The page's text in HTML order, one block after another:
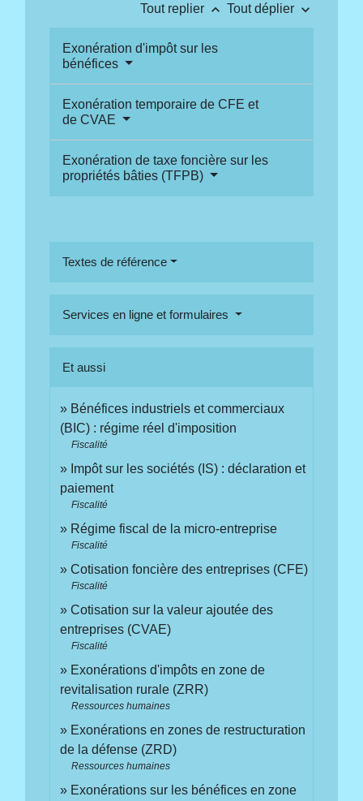
Tout replier keyboard_arrow_up Tout déplier keyboard_arrow_down
Exonération d'impôt sur les
bénéfices
Exonération temporaire de CFE et
de CVAE
Exonération de taxe foncière sur les
propriétés bâties (TFPB)
Textes de référence
Services en ligne et formulaires
Et aussi
Bénéfices industriels et commerciaux
(BIC) : régime réel d'imposition
Fiscalité
Impôt sur les sociétés (IS) : déclaration et
paiement
Fiscalité
Régime fiscal de la micro-entreprise
Fiscalité
Cotisation foncière des entreprises (CFE)
Fiscalité
Cotisation sur la valeur ajoutée des
entreprises (CVAE)
Fiscalité
Exonérations d'impôts en zone de
revitalisation rurale (ZRR)
Ressources humaines
Exonérations en zones de restructuration
de la défense (ZRD)
Ressources humaines
Exonérations sur les bénéfices en zone